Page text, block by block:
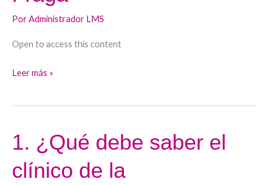
PorAdministrador LMS
Open to access this content
comorbilidad.
de
Fraga
Leer más »
1. ¿Qué debe saber el
clínico de la
1.
¿Qué
debe